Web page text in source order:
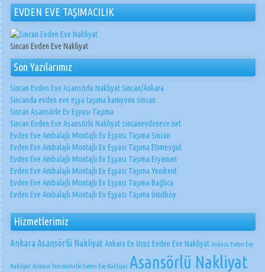
EVDEN EVE TAŞIMACILIK
Sincan Evden Eve Nakliyat
Son Yazılarımız
Sincan Evden Eve Asansörlü Nakliyat Sincan/Ankara
Sincanda evden eve eşya taşıma kamyonu sincan
Sincan Asansörle Ev Eşyası Taşıma
Sincan Evden Eve Asansörlü Nakliyat sincanevdeneve.net
Evden Eve Ambalajlı Montajlı Ev Eşyası Taşıma Sincan
Evden Eve Ambalajlı Montajlı Ev Eşyası Taşıma Etimesgut
Evden Eve Ambalajlı Montajlı Ev Eşyası Taşıma Eryaman
Evden Eve Ambalajlı Montajlı Ev Eşyası Taşıma Yenikent
Evden Eve Ambalajlı Montajlı Ev Eşyası Taşıma Bağlıca
Evden Eve Ambalajlı Montajlı Ev Eşyası Taşıma Ümitköy
Hizmetlerimiz
Ankara Asansörlü NakliyatAnkara En Ucuz Evden Eve Nakliyat Ankara Evden Eve
Nakliyat Ankara Yenimahalle Evden Eve Nakliyat Asansörlü Nakliyat